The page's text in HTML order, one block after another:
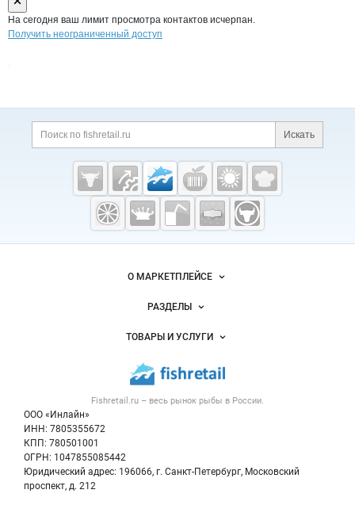
На сегодня ваш лимит просмотра контактов исчерпан.
Получить неограниченный доступ
Дополнительная информация
Поиск по сайту и
Искать
Cсылки на полезные проекты
Fishretail.ru —
рыба,
морепродукты
Важные разделы и контакты
Fishretail.ru – весь рынок рыбы в России.
ООО «Инлайн»
ИНН: 7805355672
КПП: 780501001
ОГРН: 1047855085442
Юридический адрес: 196066, г. Санкт-Петербург, Московский
проспект, д. 212
Навигация по сайтуО МАРКЕТПЛЕЙСЕ
Новости Fishretail.ru
Размещение рекламы
Публичная оферта
Контактная информация
Политика обработки персональных данных
РАЗДЕЛЫ
Объявления
Новости рынка
Блог
ТОВАРЫ И УСЛУГИ
Рыба
Икра